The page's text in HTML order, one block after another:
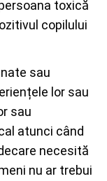
toxică
copilului
sau
lor sau
sau
atunci când
necesită
nu ar trebui